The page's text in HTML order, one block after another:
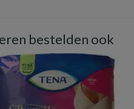
bestelden ook